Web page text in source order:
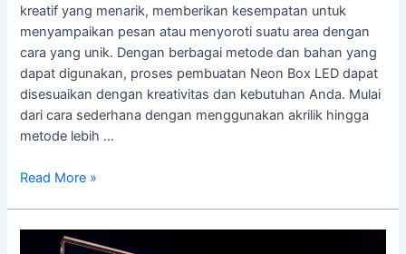
kreatif yang menarik, memberikan kesempatan untuk
menyampaikan pesan atau menyoroti suatu area dengan
cara yang unik. Dengan berbagai metode dan bahan yang
dapat digunakan, proses pembuatan Neon Box LED dapat
disesuaikan dengan kreativitas dan kebutuhan Anda. Mulai
dari cara sederhana dengan menggunakan akrilik hingga
metode lebih …
Read More »